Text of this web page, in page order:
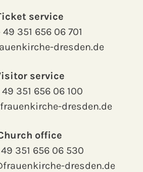
service
49 351 656 06 701
dresden.de
service
49 351 656 06 100
dresden.de
office
351 656 06 530
dresden.de